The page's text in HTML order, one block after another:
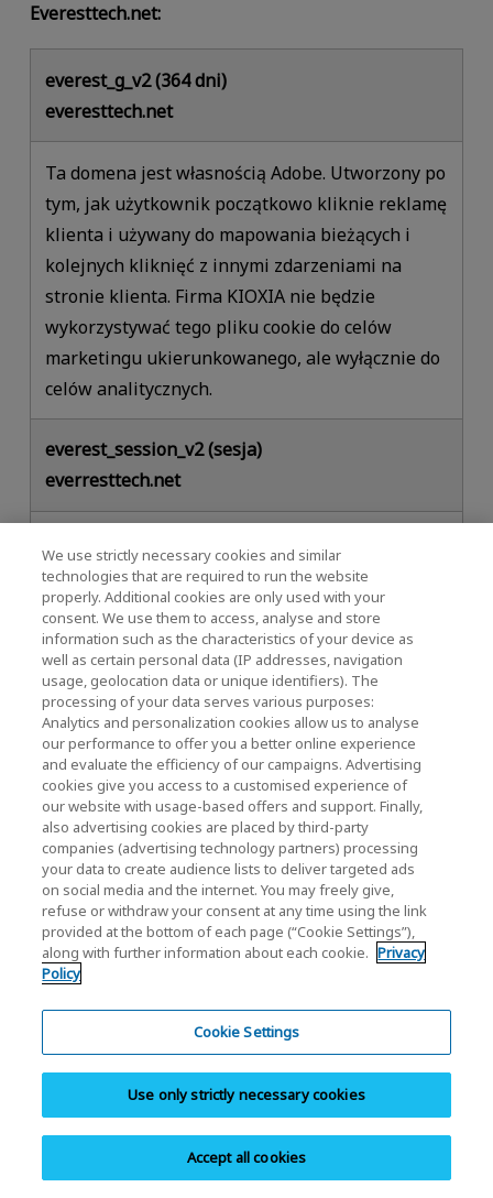
Everesttech.net:
everest_g_v2 (364 dni)
everesttech.net
Ta domena jest własnością Adobe. Utworzony po
tym, jak użytkownik początkowo kliknie reklamę
klienta i używany do mapowania bieżących i
kolejnych kliknięć z innymi zdarzeniami na
stronie klienta. Firma KIOXIA nie będzie
wykorzystywać tego pliku cookie do celów
marketingu ukierunkowanego, ale wyłącznie do
celów analitycznych.
everest_session_v2 (sesja)
everresttech.net
sesji przeglądarki podmiotu zewnętrznego;
jeden plik cookie jest używany dla wszystkich
kont.
bb) Personalizacyjne pliki cookie
Te pliki cookie umożliwiają nam zapewnienie
ulepszonej funkcjonalności i personalizacji
naszych witryn internetowych. Pliki cookie mogą
być wykorzystywane przez nas lub dostawców
zewnętrznych, których usługi zamieszczamy na
naszych stronach internetowych. Jeśli
użytkownik nie zezwoli na korzystanie z tych
plików cookie, niektóre lub wszystkie z tych
usług mogą nie działać prawidłowo.
Obecnie nie wykorzystujemy w naszych
witrynach internetowych żadnych plików cookie
personalizacji.
cc) Reklamowe pliki cookie
Te pliki cookie mogą być wykorzystywane przez
We use strictly necessary cookies and similar
technologies that are required to run the website
properly. Additional cookies are only used with your
consent. We use them to access, analyse and store
information such as the characteristics of your device as
well as certain personal data (IP addresses, navigation
usage, geolocation data or unique identifiers). The
processing of your data serves various purposes:
Analytics and personalization cookies allow us to analyse
our performance to offer you a better online experience
and evaluate the efficiency of our campaigns. Advertising
cookies give you access to a customised experience of
our website with usage-based offers and support. Finally,
also advertising cookies are placed by third-party
companies (advertising technology partners) processing
your data to create audience lists to deliver targeted ads
on social media and the internet. You may freely give,
refuse or withdraw your consent at any time using the link
provided at the bottom of each page (“Cookie Settings”),
along with further information about each cookie. Privacy
Policy
Cookie Settings
Use only strictly necessary cookies
Accept all cookies